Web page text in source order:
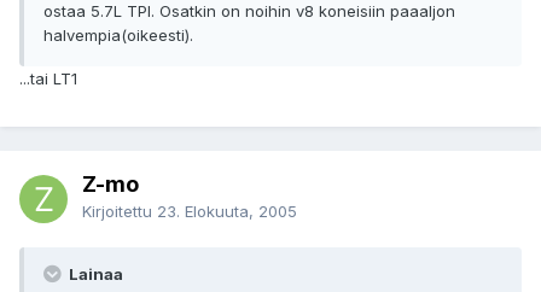
ostaa 5.7L TPI. Osatkin on noihin v8 koneisiin paaaljon
halvempia(oikeesti).
...tai LT1
Z-mo
Kirjoitettu 23. Elokuuta, 2005
Lainaa